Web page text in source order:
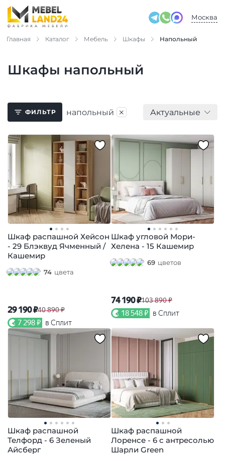
Москва
Главная Каталог Мебель Шкафы Напольный
Шкафы напольный
ФИЛЬТР напольный × Актуальные
Шкаф распашной Хейсон
- 29 Блэквуд Ячменный /
Кашемир
74 цвета
29 190 ₽40 890 ₽
7 298 ₽ в Сплит
Шкаф угловой Мори-
Хелена - 15 Кашемир
69 цветов
74 190 ₽103 890 ₽
18 548 ₽ в Сплит
Шкаф распашной
Телфорд - 6 Зеленый
Айсберг
Шкаф распашной
Лоренсе - 6 с антресолью
Шарли Green